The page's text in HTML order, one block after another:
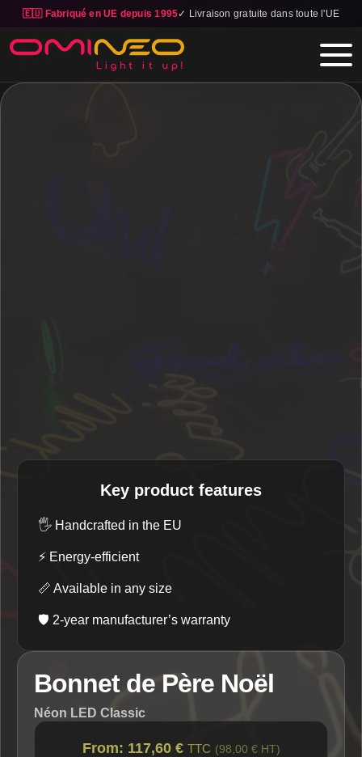
🇪🇺 Fabriqué en UE depuis 1995✓ Livraison gratuite dans toute l'UE
Skip to main content
Key product features
🖐️ Handcrafted in the EU
⚡ Energy-efficient
📏 Available in any size
🛡️ 2-year manufacturer’s warranty
Bonnet de Père Noël
Néon LED Classic
From: 117,60 € TTC (98,00 € HT)